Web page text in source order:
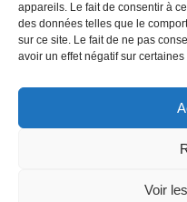
appareils. Le fait de consentir à
des données telles que le
sur ce site. Le fait de ne pas
avoir un effet négatif sur
Voir